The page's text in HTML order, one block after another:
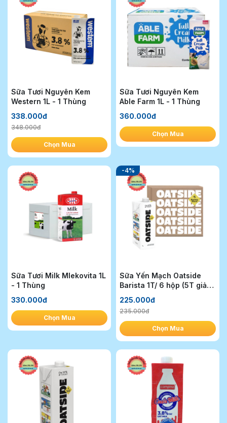
Sữa Tươi Nguyên Kem
Western 1L - 1 Thùng
338.000đ
348.000đ
Chọn Mua
Sữa Tươi Nguyên Kem
Able Farm 1L - 1 Thùng
360.000đ
Chọn Mua
Sữa Tươi Milk Mlekovita 1L
- 1 Thùng
330.000đ
Chọn Mua
Sữa Yến Mạch Oatside
Barista 1T/ 6 hộp (5T giảm
225.000đ
235.000đ
-4%
Chọn Mua